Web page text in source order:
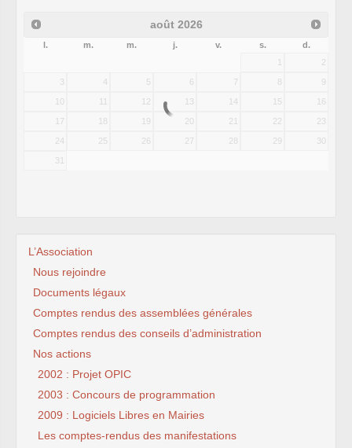
août 2026
l. m. m. j. v. s.
d.
1
2
3 4 5 6 7 8 9
10 11 12 13 14 15 16
17 18 19 20 21 22 23
24 25 26 27 28 29 30
31
L’Association
Nous rejoindre
Documents légaux
Comptes rendus des assemblées générales
Comptes rendus des conseils d’administration
Nos actions
2002 : Projet OPIC
2003 : Concours de programmation
2009 : Logiciels Libres en Mairies
Les comptes-rendus des manifestations